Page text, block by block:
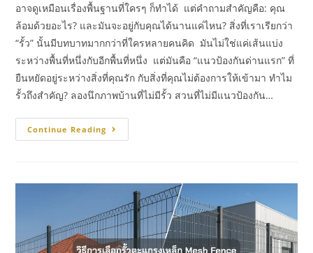
อาจดูเหมือนเรื่องพื้นฐานที่ใครๆ ก็ทำได้ แต่คำถามสำคัญคือ: คุณ
ล้อมด้วยอะไร? และมันจะอยู่กับคุณได้นานแค่ไหน? สิ่งที่เราเรียกว่า
“รั้ว” นั้นมีบทบาทมากกว่าที่ใครหลายคนคิด มันไม่ใช่แค่เส้นแบ่ง
ระหว่างพื้นที่หนึ่งกับอีกพื้นที่หนึ่ง แต่มันคือ “แนวป้องกันด่านแรก” ที่
ยืนหยัดอยู่ระหว่างสิ่งที่คุณรัก กับสิ่งที่คุณไม่ต้องการให้เข้ามา ทำไม
รั้วถึงสำคัญ? ลองนึกภาพบ้านที่ไม่มีรั้ว สวนที่ไม่มีแนวป้องกัน…
Continue Reading